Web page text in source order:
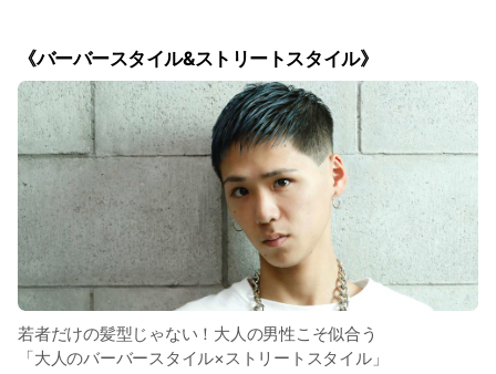
ば、フェードカットを実現することはできません。
ですので、
美容室はもちろん、それらを理解・習得できていない町の床屋
では、見よう見真似のフェードカットはできても、本物のフェ
ードカットはできません。
CHILL CHAIRでは、約40年間、床屋としてメンズカット（短
髪）の技術を磨き続けてきました。
2013年にバーバーショップにアップデートした際も、いち早
くフェードカットに必要なバリカンを仕入れ、ロサンゼルスか
なぜか？と言うと「パーマをかけないとお客様の希望通りのヘ
アスタイルにできない」ことがあるからです。
例えば、
・直毛、剛毛の場合は、カールやウェーブ、クセ毛風や髪を寝
かせたヘアスタイル
・細毛、軟毛の場合は、前髪やトップを立たせたボリュームあ
るヘアスタイル
などは、カットだけで表現することは非常に難解です。
また、当然ながら、
・強いカールを出すハードパーマスタイル
《バーバースタイル&ストリートスタイル》
若者だけの髪型じゃない！大人の男性こそ似合う
「大人のバーバースタイル×ストリートスタイル」